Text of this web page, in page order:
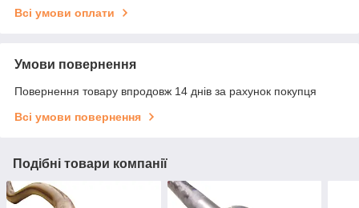
Всі умови оплати
Умови повернення
Повернення товару впродовж 14 днів за рахунок покупця
Всі умови повернення
Подібні товари компанії